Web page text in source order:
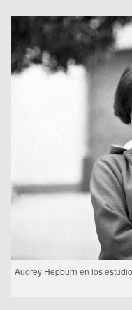
Audrey Hepburn en los